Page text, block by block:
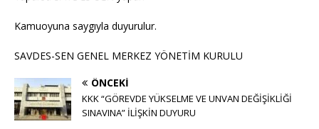
Kamuoyuna saygıyla duyurulur.
SAVDES-SEN GENEL MERKEZ YÖNETİM KURULU
ÖNCEKI
KKK “GÖREVDE YÜKSELME VE UNVAN DEĞİŞİKLİĞİ
SINAVINA” İLİŞKİN DUYURU